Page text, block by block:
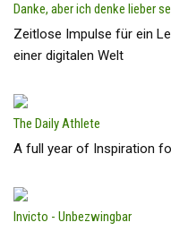
Danke, aber ich denke lieber
Zeitlose Impulse für ein
einer digitalen Welt
The Daily Athlete
A full year of Inspiration
Invicto - Unbezwingbar